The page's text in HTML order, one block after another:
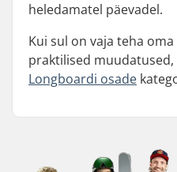
heledamatel päevadel.
Kui sul on vaja teha
praktilised
Longboardi osade